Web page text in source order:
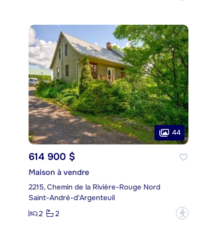
44
614 900 $
Maison à vendre
2215, Chemin de la Rivière-Rouge Nord
Saint-André-d'Argenteuil
2
2 ?